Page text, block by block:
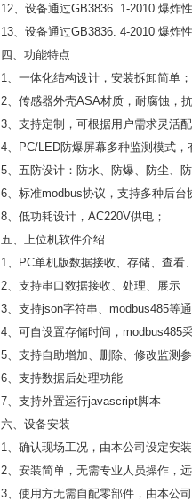
12、设备通过GB3836. 1-2010 爆炸
13、设备通过GB3836. 4-2010 爆炸
四、功能特点
1、一体化结构设计，安装拆卸简单；
2、传感器外壳ASA材质，耐腐蚀，抗
3、支持定制，可根据用户需求灵活
4、PC/LED防爆屏幕多种监测模式，
5、五防设计：防水、防爆、防尘、防
6、标准modbus协议，支持多种后台
8、低功耗设计，AC220V供电；
五、上位机软件介绍
1、PC单机版数据接收、存储、查看
2、支持串口数据接收、处理、展示
3、支持json字符串、modbus485等
4、可自设置存储时间，modbus485
5、支持自助增加、删除、修改监测
6、支持数据后处理功能
7、支持外置运行javascript脚本
六、设备安装
1、确认现场工况，由本公司设定安
2、安装简单，无需专业人员操作，
3、使用方无需自配零部件，由本公